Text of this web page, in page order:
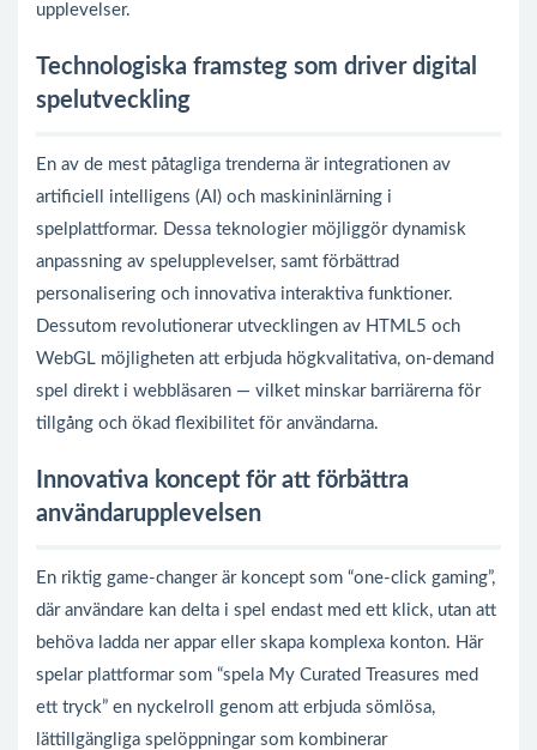
upplevelser.
Technologiska framsteg som driver digital
spelutveckling
En av de mest påtagliga trenderna är integrationen av
artificiell intelligens (AI) och maskininlärning i
spelplattformar. Dessa teknologier möjliggör dynamisk
anpassning av spelupplevelser, samt förbättrad
personalisering och innovativa interaktiva funktioner.
Dessutom revolutionerar utvecklingen av HTML5 och
WebGL möjligheten att erbjuda högkvalitativa, on-demand
spel direkt i webbläsaren — vilket minskar barriärerna för
tillgång och ökad flexibilitet för användarna.
Innovativa koncept för att förbättra
användarupplevelsen
En riktig game-changer är koncept som “one-click gaming”,
där användare kan delta i spel endast med ett klick, utan att
behöva ladda ner appar eller skapa komplexa konton. Här
spelar plattformar som “spela My Curated Treasures med
ett tryck” en nyckelroll genom att erbjuda sömlösa,
lättillgängliga spelöppningar som kombinerar